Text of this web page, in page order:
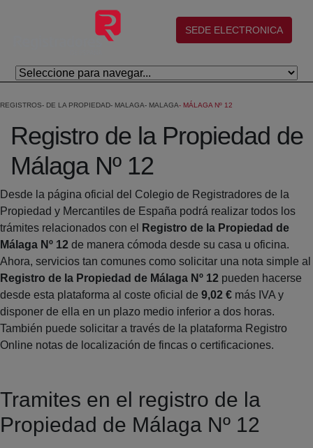
Eduki nagusira joan
(abre en nueva ventana)
SEDE ELECTRONICA
REGISTROS DE LA PROPIEDAD MALAGA MALAGA MÁLAGA Nº 12
Registro de la Propiedad de
Málaga Nº 12
Desde la página oficial del Colegio de Registradores de la
Propiedad y Mercantiles de España podrá realizar todos los
trámites relacionados con el
Registro de la Propiedad de
Málaga Nº 12 de manera cómoda desde su casa u oficina.
Ahora, servicios tan comunes como solicitar una nota simple al
Registro de la Propiedad de Málaga Nº 12 pueden hacerse
desde esta plataforma al coste oficial de 9,02 € más IVA y
disponer de ella en un plazo medio inferior a dos horas.
También puede solicitar a través de la plataforma Registro
Online notas de localización de fincas o certificaciones.
Tramites en el registro de la
Propiedad de Málaga Nº 12